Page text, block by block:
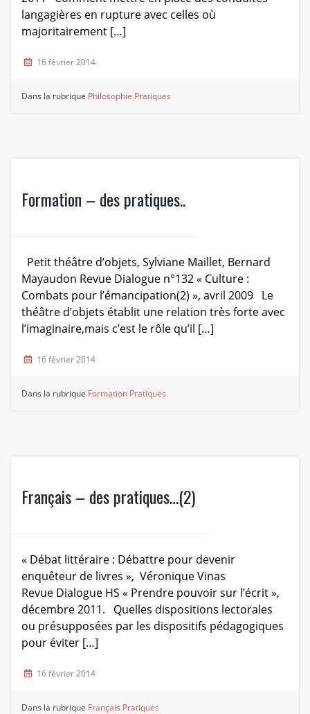
langagières en rupture avec celles où
majoritairement […]
16 février 2014
Dans la rubrique Philosophie Pratiques
Formation – des pratiques..
Petit théâtre d’objets, Sylviane Maillet, Bernard
Mayaudon Revue Dialogue n°132 « Culture :
Combats pour l’émancipation(2) », avril 2009 Le
théâtre d’objets établit une relation très forte avec
l’imaginaire,mais c’est le rôle qu’il […]
16 février 2014
Dans la rubrique Formation Pratiques
Français – des pratiques…(2)
« Débat littéraire : Débattre pour devenir
enquêteur de livres », Véronique Vinas
Revue Dialogue HS « Prendre pouvoir sur l’écrit »,
décembre 2011. Quelles dispositions lectorales
ou présupposées par les dispositifs pédagogiques
pour éviter […]
16 février 2014
Dans la rubrique Français Pratiques